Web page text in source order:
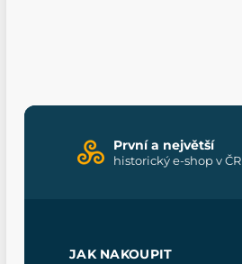
První a největší
historický e-shop v ČR
JAK NAKOUPIT